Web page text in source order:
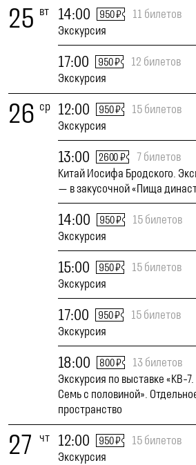
25 вт 14:00 950 ₽
11 билетов
Экскурсия
17:00 950 ₽
12 билетов
Экскурсия
26 ср 12:00 950 ₽
15 билетов
Экскурсия
13:00 2600 ₽
7 билетов
Китай Иосифа Бродского.
— в закусочной «Пища
14:00 950 ₽
15 билетов
Экскурсия
15:00 950 ₽
15 билетов
Экскурсия
17:00 950 ₽
15 билетов
Экскурсия
18:00 800 ₽
13 билетов
Экскурсия по выставке «КВ-
Семь с половиной».
пространство
27 чт 12:00 950 ₽
15 билетов
Экскурсия